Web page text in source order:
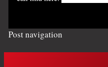
Post navigation